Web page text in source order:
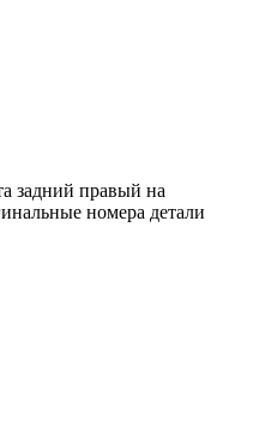
задний правый на
номера детали